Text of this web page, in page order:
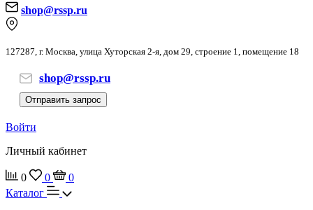
shop@rssp.ru
127287, г. Москва, улица Хуторская 2-я, дом 29, строение 1, помещение 18
shop@rssp.ru
Отправить запрос
Войти
Личный кабинет
0 0
0
Каталог